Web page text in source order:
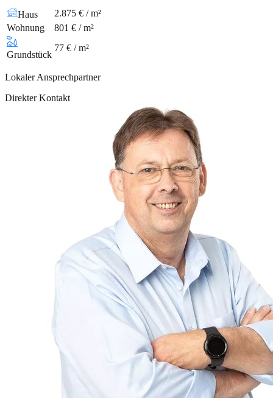
Haus
2.875 € / m²
Wohnung
801 € / m²
Grundstück
77 € / m²
Lokaler Ansprechpartner
Direkter Kontakt